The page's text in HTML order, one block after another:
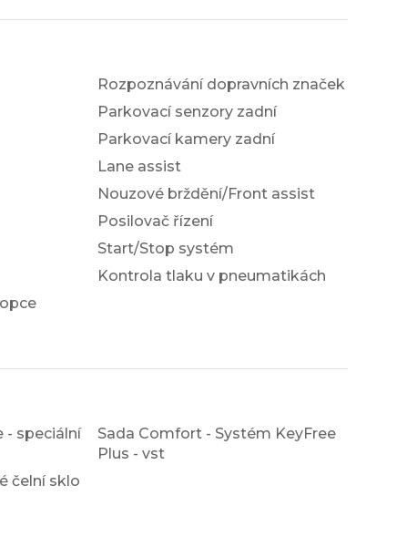
Rozpoznávání dopravních značek
Parkovací senzory zadní
Parkovací kamery zadní
Lane assist
Nouzové brždění/Front assist
Posilovač řízení
Start/Stop systém
Kontrola tlaku v pneumatikách
- speciální
čelní sklo
Sada Comfort - Systém KeyFree
Plus - vst